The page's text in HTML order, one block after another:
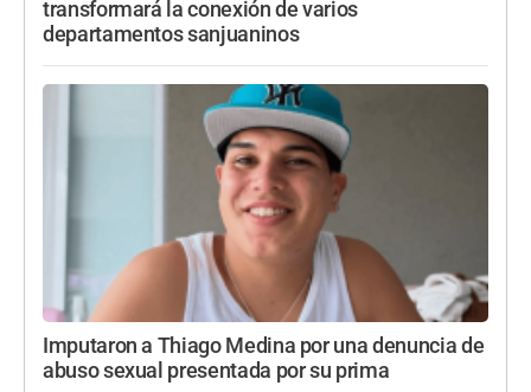
transformará la conexión de varios
departamentos sanjuaninos
Imputaron a Thiago Medina por una denuncia de
abuso sexual presentada por su prima